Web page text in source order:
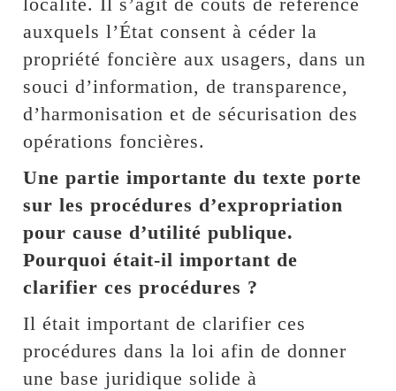
auxquels l’État consent à céder la
propriété foncière aux usagers, dans un
souci d’information, de transparence,
d’harmonisation et de sécurisation des
opérations foncières.
Une partie importante du texte porte
sur les procédures d’expropriation
pour cause d’utilité publique.
Pourquoi était-il important de
clarifier ces procédures ?
Il était important de clarifier ces
procédures dans la loi afin de donner
une base juridique solide à